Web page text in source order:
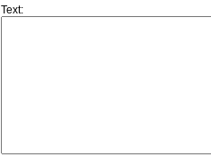
Text: